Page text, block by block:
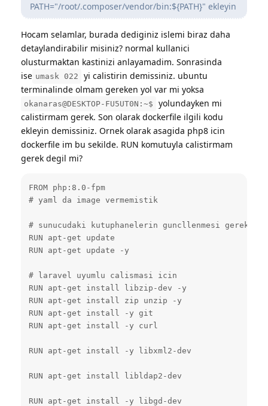
PATH="/root/.composer/vendor/bin:${PATH}" ekleyin
Hocam selamlar, burada dediginiz islemi biraz daha
detaylandirabilir misiniz? normal kullanici
olusturmaktan kastinizi anlayamadim. Sonrasinda
ise umask 022
yi calistirin demissiniz. ubuntu
terminalinde olmam gereken yol var mi yoksa
okanaras@DESKTOP-FU5UT0N:~$
yolundayken mi
calistirmam gerek. Son olarak dockerfile ilgili kodu
ekleyin demissiniz. Ornek olarak asagida php8 icin
dockerfile im bu sekilde. RUN komutuyla calistirmam
gerek degil mi?
FROM php:8.0-fpm
# yaml da image vermemistik
# sunucudaki kutuphanelerin guncllenmesi
RUN apt-get update
RUN apt-get update -y
# laravel uyumlu calismasi icin
RUN apt-get install libzip-dev -y
RUN apt-get install zip unzip -y
RUN apt-get install -y git
RUN apt-get install -y curl
RUN apt-get install -y libxml2-dev
RUN apt-get install libldap2-dev
RUN apt-get install -y libgd-dev